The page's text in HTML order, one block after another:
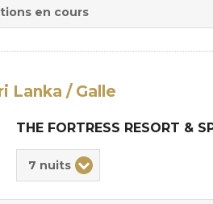
en cours
Lanka / Galle
THE FORTRESS RESORT &
7 nuits